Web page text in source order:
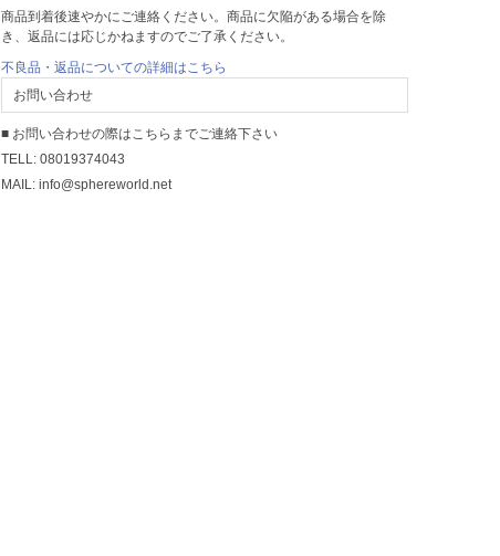
商品到着後速やかにご連絡ください。商品に欠陥がある場合を除
き、返品には応じかねますのでご了承ください。
不良品・返品についての詳細はこちら
お問い合わせ
■ お問い合わせの際はこちらまでご連絡下さい
TELL: 08019374043
MAIL: info@sphereworld.net